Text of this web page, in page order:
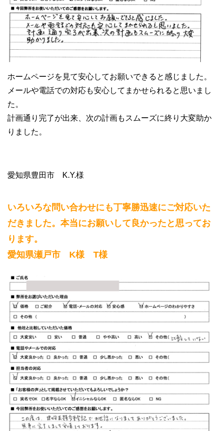
ホームページを見て安心してお願いできると感じました。
メールや電話での対応も安心してまかせられると思いまし
た。
計画通り完了が出来、次の計画もスムーズに終り大変助か
りました。
愛知県豊田市 K.Y.様
いろいろな問い合わせにも丁寧勝迅速にご対応いた
だきました。本当にお願いして良かったと思ってお
ります。
愛知県瀬戸市 K様 T様